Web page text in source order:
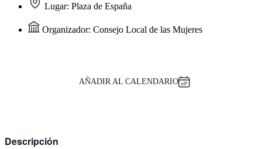
Lugar: Plaza de España
Organizador: Consejo Local de las Mujeres
AÑADIR AL CALENDARIO
Descripción